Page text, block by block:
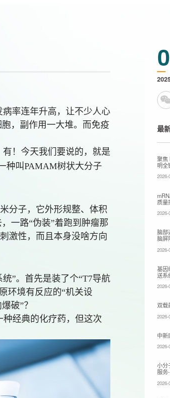
率连年升高，让不少人心
，副作用一大堆。而免疫
！今天我们要说的，就是
种叫PAMAM树状大分子
分子，它外形规整、体积
一路“伪装”着跑到肿瘤那
激性，而且本身没啥方向
”。首先是装了个“T7导航
环境有反应的“机关设
破”？
经典的化疗药，但这次
最
聚焦
明全
2026-
质量
2026-
脑部
脑屏
2026-
基因
送系
2026-
双载
2026-
中新
2026-
小分
服务
2026-